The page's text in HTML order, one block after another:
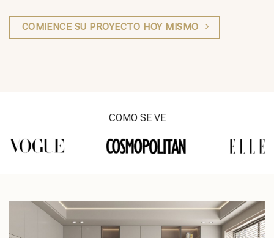
COMIENCE SU PROYECTO HOY MISMO
COMO SE VE